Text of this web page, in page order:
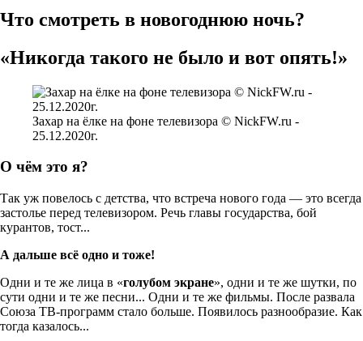
Что смотреть в новогоднюю ночь?
«Никогда такого не было и вот опять!»
Захар на ёлке на фоне телевизора © NickFW.ru -
25.12.2020г.
О чём это я?
Так уж повелось с детства, что встреча нового года — это всегда
застолье перед телевизором. Речь главы государства, бой
курантов, тост...
А дальше всё одно и тоже!
Одни и те же лица в «голубом экране», одни и те же шутки, по
сути одни и те же песни... Одни и те же фильмы. После развала
Союза ТВ-программ стало больше. Появилось разнообразие. Как
тогда казалось...